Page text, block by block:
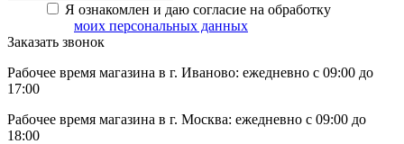
Я ознакомлен и даю согласие на обработку
моих персональных данных
Заказать звонок
Рабочее время магазина в г. Иваново: ежедневно с 09:00 до
17:00
Рабочее время магазина в г. Москва: ежедневно с 09:00 до
18:00